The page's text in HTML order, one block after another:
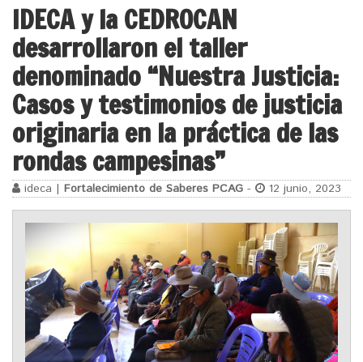
IDECA y la CEDROCAN
desarrollaron el taller
denominado “Nuestra Justicia:
Casos y testimonios de justicia
originaria en la práctica de las
rondas campesinas”
ideca | Fortalecimiento de Saberes PCAG - 12 junio, 2023